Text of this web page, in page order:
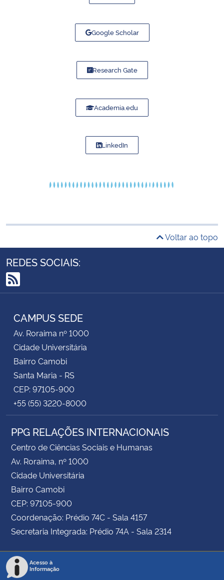
Google Scholar
Research Gate
Academia.edu
LinkedIn
Voltar ao topo
REDES SOCIAIS:
RSS
CAMPUS SEDE
Av. Roraima nº 1000
Cidade Universitária
Bairro Camobi
Santa Maria - RS
CEP: 97105-900
+55 (55) 3220-8000
PPG RELAÇÕES INTERNACIONAIS
Centro de Ciências Sociais e Humanas
Av. Roraima, nº 1000
Cidade Universitária
Bairro Camobi
CEP: 97105-900
Coordenação: Prédio 74C - Sala 4157
Secretaria Integrada: Prédio 74A - Sala 2314
Acesso à
Informação